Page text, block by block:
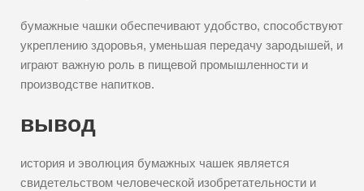
бумажные чашки обеспечивают удобство, способствуют
укреплению здоровья, уменьшая передачу зародышей, и
играют важную роль в пищевой промышленности и
производстве напитков.
вывод
история и эволюция бумажных чашек является
свидетельством человеческой изобретательности и